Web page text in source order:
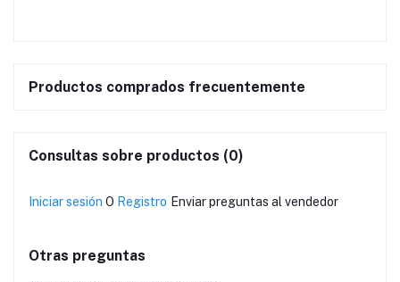
Productos comprados frecuentemente
Consultas sobre productos (0)
Iniciar sesión O Registro Enviar preguntas al vendedor
Otras preguntas